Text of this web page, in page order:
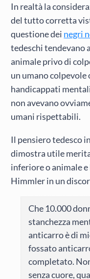
In realtà la
del tutto corretta
questione dei negri
tedeschi tendevano
animale privo di
un umano
handicappati
non avevano
umani rispettabili.
Il pensiero tedesco
dimostra utile
inferiore o animale e
Himmler in un
Che 10.000
stanchezza
anticarro è di
fossato
completato.
senza cuore,